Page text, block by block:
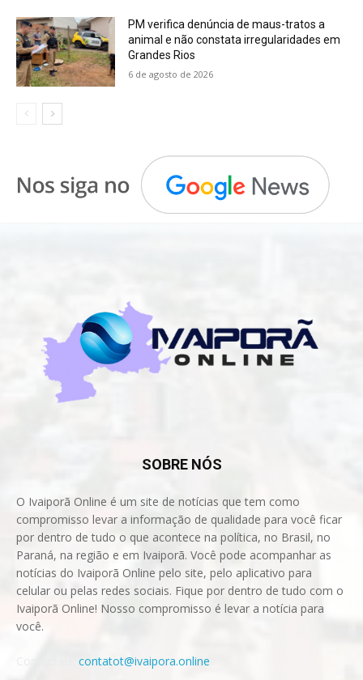
PM verifica denúncia de maus-tratos a
animal e não constata irregularidades em
Grandes Rios
6 de agosto de 2026
SOBRE NÓS
O Ivaiporã Online é um site de notícias que tem como
compromisso levar a informação de qualidade para você ficar
por dentro de tudo o que acontece na política, no Brasil, no
Paraná, na região e em Ivaiporã. Você pode acompanhar as
notícias do Ivaiporã Online pelo site, pelo aplicativo para
celular ou pelas redes sociais. Fique por dentro de tudo com o
Ivaiporã Online! Nosso compromisso é levar a notícia para
você.
contatot@ivaipora.online